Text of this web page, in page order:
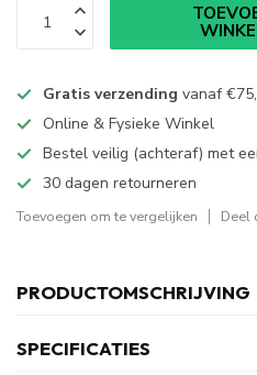
Gratis verzending vanaf
Online & Fysieke Winkel
Bestel veilig (achteraf) met
30 dagen retourneren
Toevoegen om te vergelijken Deel
PRODUCTOMSCHRIJVING
SPECIFICATIES